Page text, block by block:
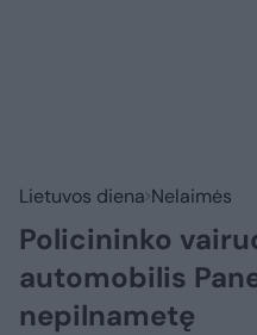
Lietuvos diena Nelaimės
Policininko
automobilis
nepilnametę